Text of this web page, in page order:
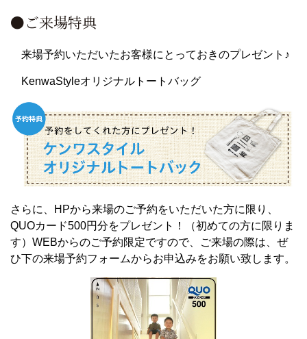
●ご来場特典
来場予約いただいたお客様にとっておきのプレゼント♪
KenwaStyleオリジナルトートバッグ
さらに、HPから来場のご予約をいただいた方に限り、
QUOカード500円分をプレゼント！（初めての方に限りま
す）WEBからのご予約限定ですので、ご来場の際は、ぜ
ひ下の来場予約フォームからお申込みをお願い致します。